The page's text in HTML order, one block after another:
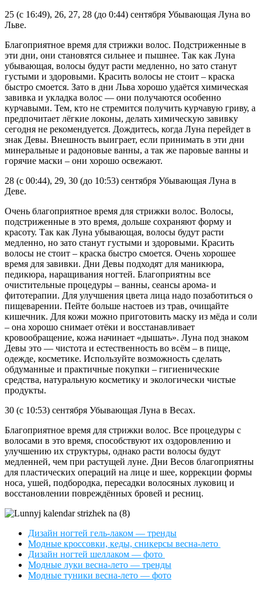
25 (с 16:49), 26, 27, 28 (до 0:44) сентября Убывающая Луна во
Льве.
Благоприятное время для стрижки волос. Подстриженные в
эти дни, они становятся сильнее и пышнее. Так как Луна
убывающая, волосы будут расти медленно, но зато станут
густыми и здоровыми. Красить волосы не стоит – краска
быстро смоется. Зато в дни Льва хорошо удаётся химическая
завивка и укладка волос — они получаются особенно
курчавыми. Тем, кто не стремится получить курчавую гриву, а
предпочитает лёгкие локоны, делать химическую завивку
сегодня не рекомендуется. Дождитесь, когда Луна перейдет в
знак Девы. Внешность выиграет, если принимать в эти дни
минеральные и радоновые ванны, а так же паровые ванны и
горячие маски – они хорошо освежают.
28 (с 00:44), 29, 30 (до 10:53) сентября Убывающая Луна в
Деве.
Очень благоприятное время для стрижки волос. Волосы,
подстриженные в это время, дольше сохраняют форму и
красоту. Так как Луна убывающая, волосы будут расти
медленно, но зато станут густыми и здоровыми. Красить
волосы не стоит – краска быстро смоется. Очень хорошее
время для завивки. Дни Девы подходят для маникюра,
педикюра, наращивания ногтей. Благоприятны все
очистительные процедуры – ванны, сеансы арома- и
фитотерапии. Для улучшения цвета лица надо позаботиться о
пищеварении. Пейте больше настоев из трав, очищайте
кишечник. Для кожи можно приготовить маску из мёда и соли
– она хорошо снимает отёки и восстанавливает
кровообращение, кожа начинает «дышать». Луна под знаком
Девы это — чистота и естественность во всём – в пище,
одежде, косметике. Используйте возможность сделать
обдуманные и практичные покупки – гигиенические
средства, натуральную косметику и экологически чистые
продукты.
30 (с 10:53) сентября Убывающая Луна в Весах.
Благоприятное время для стрижки волос. Все процедуры с
волосами в это время, способствуют их оздоровлению и
улучшению их структуры, однако расти волосы будут
медленней, чем при растущей луне. Дни Весов благоприятны
для пластических операций на лице и шее, коррекции формы
носа, ушей, подбородка, пересадки волосяных луковиц и
восстановлении повреждённых бровей и ресниц.
Дизайн ногтей гель-лаком — тренды
Модные кроссовки, кеды, сникерсы весна-лето
Дизайн ногтей шеллаком — фото
Модные луки весна-лето — тренды
Модные туники весна-лето — фото